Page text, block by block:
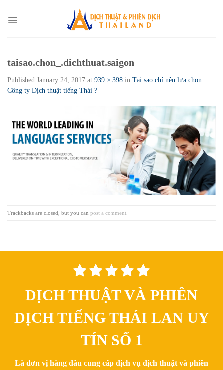
content
taisao.chon_.dichthuat.saigon
Published January 24, 2017 at 939 × 398 in Tại sao chỉ nên lựa chọn
Công ty Dịch thuật tiếng Thái ?
Trackbacks are closed, but you can post a comment
DỊCH THUẬT VÀ PHIÊN
DỊCH TIẾNG THÁI LAN UY
TÍN SỐ 1
Là đơn vị hàng đầu cung cấp dịch vụ dịch thuật và phiên